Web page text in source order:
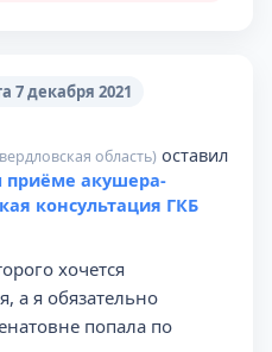
7 декабря 2021
область) оставил
приёме акушера-
консультация ГКБ
хочется
а я обязательно
попала по